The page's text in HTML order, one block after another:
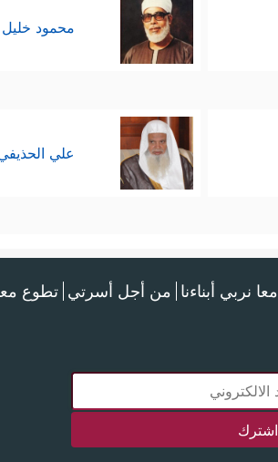
محمود
علي
معا نربي أبناءنا من أجل أسرتي تطوع